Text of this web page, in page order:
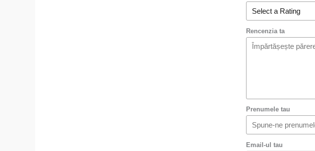
Rencenzia ta
Prenumele tau
Email-ul tau